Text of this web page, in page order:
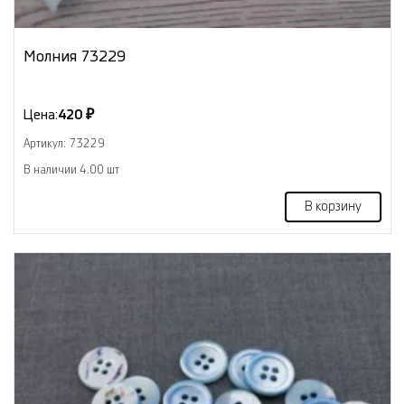
Молния 73229
Цена:420 ₽
Артикул: 73229
В наличии 4.00 шт
В корзину